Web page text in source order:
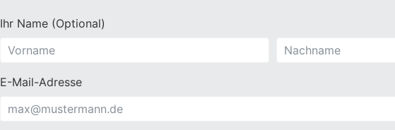
Ihr Name (Optional)
E-Mail-Adresse